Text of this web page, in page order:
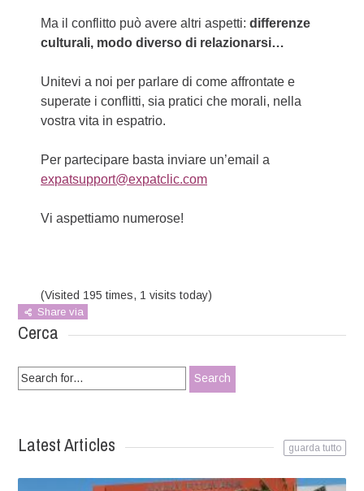
Ma il conflitto può avere altri aspetti:differenze
culturali, modo diverso di relazionarsi…
Unitevi a noi per parlare di come affrontate e
superate i conflitti, sia pratici che morali, nella
vostra vita in espatrio.
Per partecipare basta inviare un’email a
expatsupport@expatclic.com
Vi aspettiamo numerose!
(Visited 195 times, 1 visits today)
Share via
Cerca
Search
for:
Latest Articles guarda tutto